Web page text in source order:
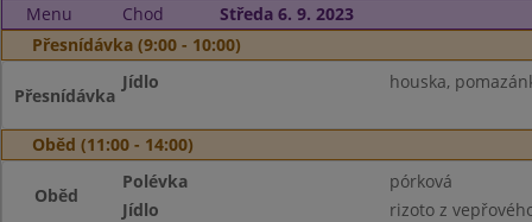
Menu Chod
Středa 6. 9. 2023
Přesnídávka (9:00 - 10:00)
Přesnídávka
Jídlo houska,
Oběd (11:00 - 14:00)
Oběd
Polévka
pórková
Jídlo
rizoto z